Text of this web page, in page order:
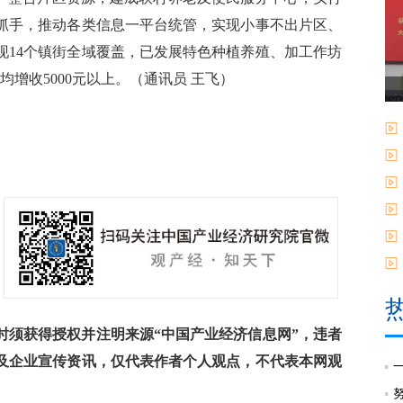
，推动各类信息一平台统管，实现小事不出片区、
个镇街全域覆盖，已发展特色种植养殖、加工作坊
增收5000元以上。（通讯员 王飞）
得授权并注明来源“中国产业经济信息网”，违者
业宣传资讯，仅代表作者个人观点，不代表本网观